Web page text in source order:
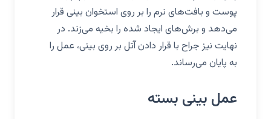
پوست و بافت‌های نرم را بر روی استخوان بینی قرار
می‌دهد و برش‌های ایجاد شده را بخیه می‌زند. در
نهایت نیز جراح با قرار دادن آتل بر روی بینی، عمل را
به پایان می‌رساند.
عمل بینی بسته